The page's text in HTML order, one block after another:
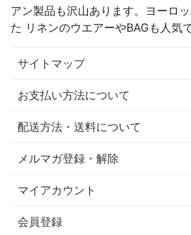
アン製品も沢山あります。ヨーロ
た リネンのウエアーやBAGも人気で
サイトマップ
お支払い方法について
配送方法・送料について
メルマガ登録・解除
マイアカウント
会員登録